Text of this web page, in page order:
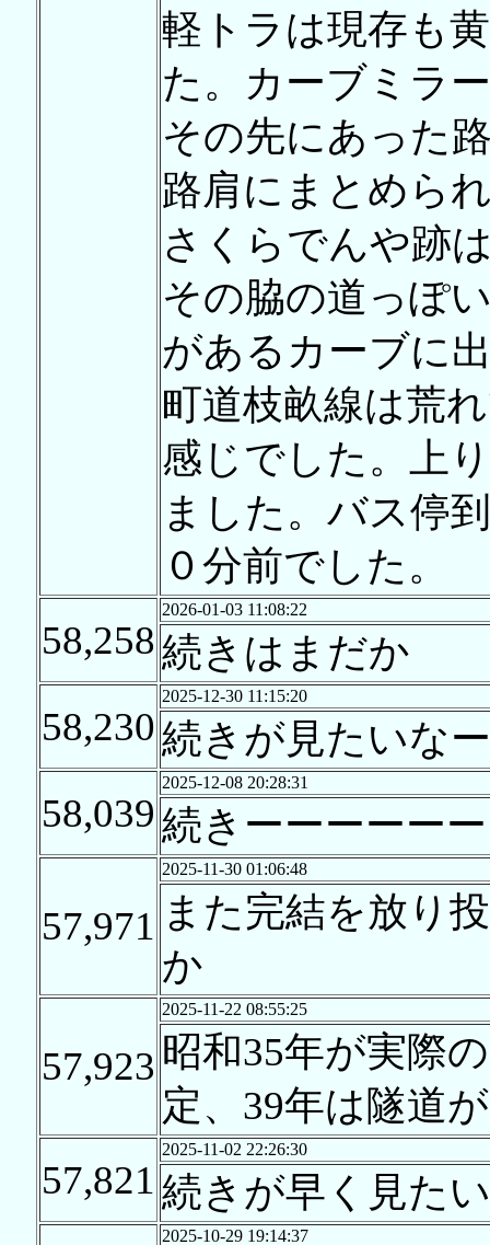
軽トラは現存も
た。カーブミラ
その先にあった
路肩にまとめら
さくらでんや跡
その脇の道っぽ
があるカーブに
町道枝畝線は荒
感じでした。上
ました。バス停
０分前でした。
58,258
2026-01-03 11:08:22
続きはまだか
58,230
2025-12-30 11:15:20
続きが見たいな
58,039
2025-12-08 20:28:31
続きーーーーー
57,971
2025-11-30 01:06:48
また完結を放り
か
57,923
2025-11-22 08:55:25
昭和35年が実際
定、39年は隧道
57,821
2025-11-02 22:26:30
続きが早く見た
2025-10-29 19:14:37